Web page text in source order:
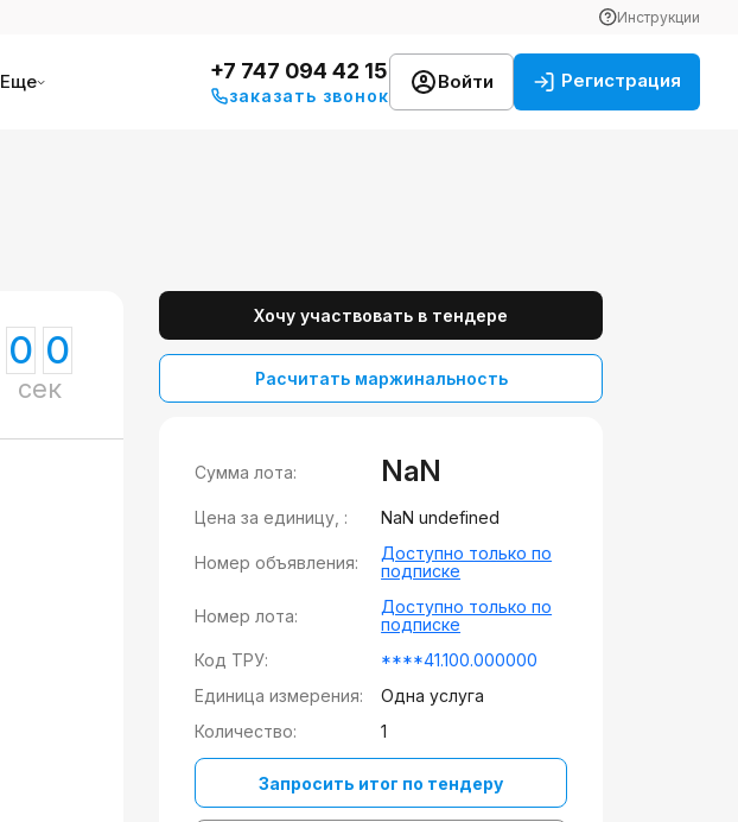
Инструкции
Еще +7 747 094 42 15
заказать звонок
Войти Регистрация
0 0
сек
Хочу участвовать в тендере
Расчитать маржинальность
Сумма лота: NaN
Цена за единицу, : NaN undefined
Номер объявления:
Доступно только по
подписке
Номер лота:
Доступно только по
подписке
Код ТРУ:
****41.100.000000
Единица измерения:
Одна услуга
Количество:
1
Запросить итог по тендеру